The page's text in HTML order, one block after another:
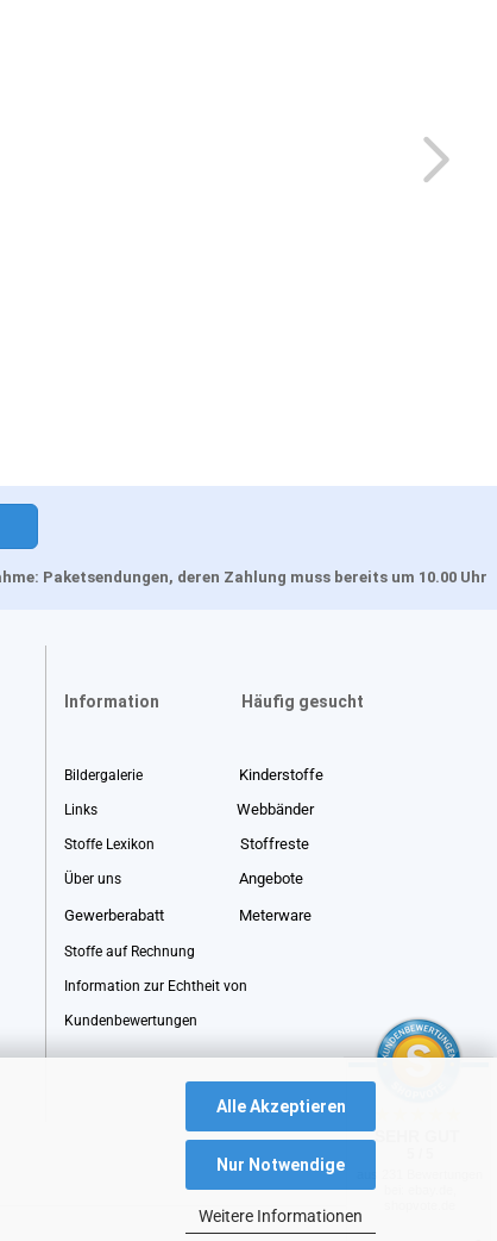
Alle Akzeptieren
Nur Notwendige
Weitere Informationen
Paketsendungen, deren Zahlung muss bereits um 10.00 Uhr
Information Häufig gesucht
Bildergalerie Kinderstoffe
Links Webbänder
Stoffe Lexikon Stoffreste
Über uns Angebote
Gewerberabatt Meterware
Stoffe auf Rechnung
Information zur Echtheit von
Kundenbewertungen
SEHR GUT